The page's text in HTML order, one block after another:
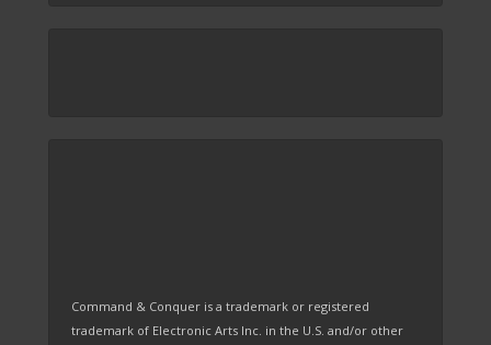
Command & Conquer is a trademark or registered
trademark of Electronic Arts Inc. in the U.S. and/or other